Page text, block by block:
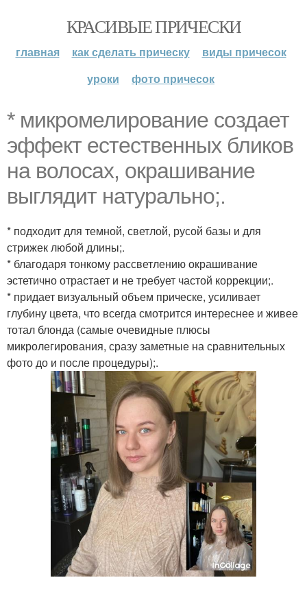
КРАСИВЫЕ ПРИЧЕСКИ
главная как сделать прическу
виды причесок
уроки
фото причесок
* микромелирование создает
эффект естественных бликов
на волосах, окрашивание
выглядит натурально;.
* подходит для темной, светлой, русой базы и для
стрижек любой длины;.
* благодаря тонкому рассветлению окрашивание
эстетично отрастает и не требует частой коррекции;.
* придает визуальный объем прическе, усиливает
глубину цвета, что всегда смотрится интереснее и живее
тотал блонда (самые очевидные плюсы
микролегирования, сразу заметные на сравнительных
фото до и после процедуры);.